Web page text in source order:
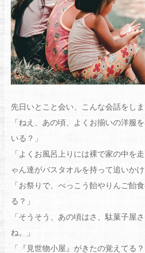
先日いとこと会い、こんな会話をしま
「ねえ、あの頃、よくお揃いの洋服
いる？」
「よくお風呂上りには裸で家の中を
ゃん達がバスタオルを持って追いかけ
「お祭りで、べっこう飴やりんご飴
る？」
「そうそう、あの頃はさ、駄菓子屋
ね。」
「『見世物小屋』がきたの覚えてる